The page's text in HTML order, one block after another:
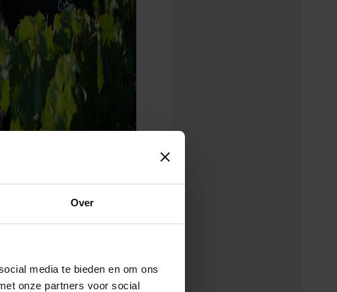
Over
media te bieden en om ons
onze partners voor social